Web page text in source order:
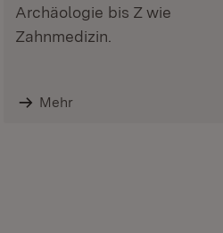
Archäologie bis Z wie
Zahnmedizin.
Mehr